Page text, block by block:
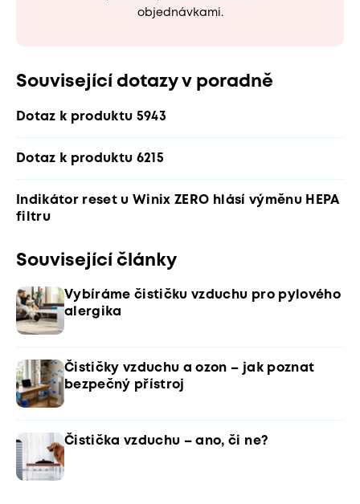
objednávkami.
Související dotazy v poradně
Dotaz k produktu 5943
Dotaz k produktu 6215
Indikátor reset u Winix ZERO hlásí výměnu HEPA
filtru
Související články
Vybíráme čističku vzduchu pro pylového
alergika
Čističky vzduchu a ozon – jak poznat
bezpečný přístroj
Čistička vzduchu – ano, či ne?